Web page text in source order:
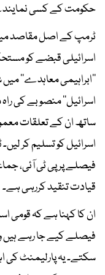
حکومت کے کسی
ٹرمپ کے اصل مقاصد
اسرائیلی قبضے کو
’’ابراہیمی معاہدے‘‘
اسرائیل‘‘ منصوبے کی
ساتھ ان کے تعلقات
اسرائیل کو تسلیم کر
فیصلے پر پی ٹی آئی،
قیادت تنقید کررہی ہے۔
ان کا کہنا ہے کہ قومی
فیصلے کیے جا رہے ہیں
سکتے۔ یہ پارلیمنٹ کی